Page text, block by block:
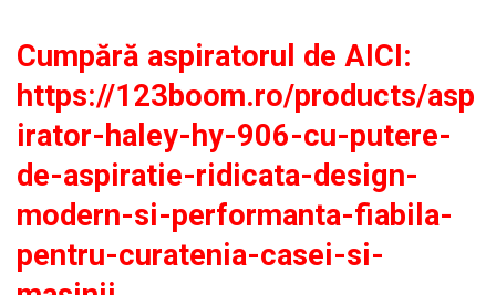
Cumpără aspiratorul de AICI:
https://123boom.ro/products/asp
irator-haley-hy-906-cu-putere-
de-aspiratie-ridicata-design-
modern-si-performanta-fiabila-
pentru-curatenia-casei-si-